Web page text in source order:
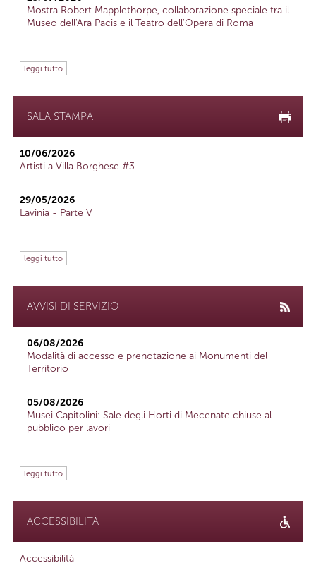
Mostra Robert Mapplethorpe, collaborazione speciale tra il
Museo dell'Ara Pacis e il Teatro dell'Opera di Roma
leggi tutto
SALA STAMPA
10/06/2026
Artisti a Villa Borghese #3
29/05/2026
Lavinia - Parte V
leggi tutto
AVVISI DI SERVIZIO
06/08/2026
Modalità di accesso e prenotazione ai Monumenti del
Territorio
05/08/2026
Musei Capitolini: Sale degli Horti di Mecenate chiuse al
pubblico per lavori
leggi tutto
ACCESSIBILITÀ
Accessibilità